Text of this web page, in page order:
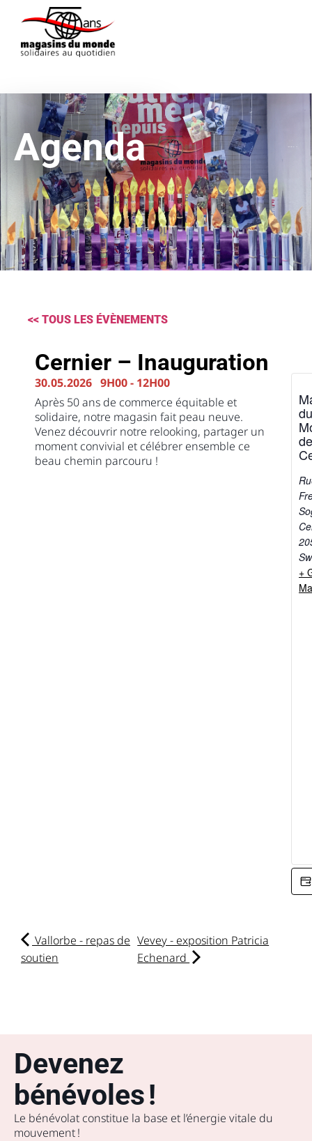
Agenda
<< TOUS LES ÉVÈNEMENTS
Cernier – Inauguration
30.05.2026 9H00- 12H00
Après 50 ans de commerce équitable et
solidaire, notre magasin fait peau neuve.
Venez découvrir notre relooking, partager un
moment convivial et célébrer ensemble ce
beau chemin parcouru !
du
de
+
Vallorbe - repas de
soutien
Vevey - exposition Patricia
Echenard
Devenez
bénévoles !
Le bénévolat constitue la base et l’énergie vitale du
mouvement !